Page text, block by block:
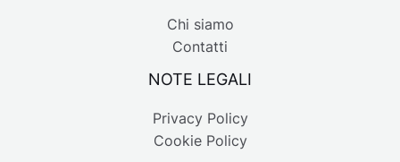
Chi siamo
Contatti
NOTE LEGALI
Privacy Policy
Cookie Policy